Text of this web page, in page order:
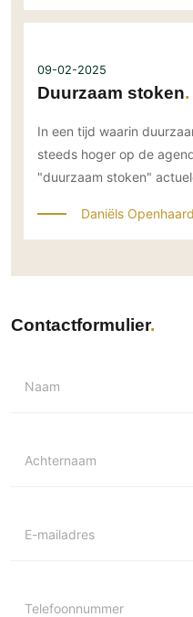
09-02-2025
Duurzaam stoken
In een tijd waarin
steeds hoger op de
"duurzaam stoken"
Daniëls
Contactformulier
Naam
Achternaam
E-mailadres
Telefoonnummer